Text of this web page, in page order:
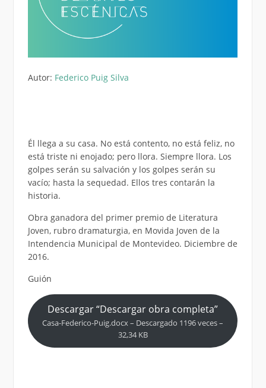
Autor: Federico Puig Silva
Él llega a su casa. No está contento, no está feliz, no
está triste ni enojado; pero llora. Siempre llora. Los
golpes serán su salvación y los golpes serán su
vacío; hasta la sequedad. Ellos tres contarán la
historia.
Obra ganadora del primer premio de Literatura
Joven, rubro dramaturgia, en Movida Joven de la
Intendencia Municipal de Montevideo. Diciembre de
2016.
Guión
Descargar “Descargar obra completa”
Casa-Federico-Puig.docx – Descargado 1196 veces –
32,34 KB